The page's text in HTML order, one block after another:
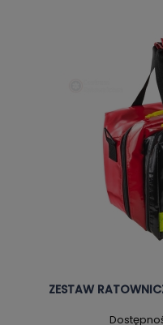
ZESTAW